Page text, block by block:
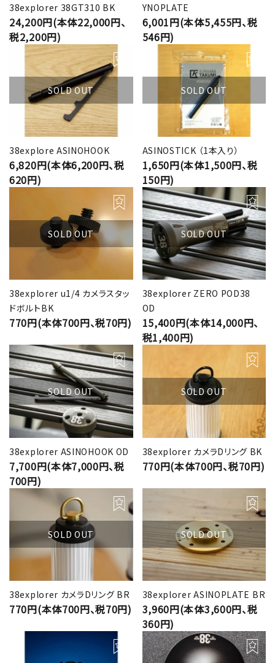
38explorer 38GT310 BK
24,200円(本体22,000円、
税2,200円)
YNOPLATE
6,001円(本体5,455円、税
546円)
SOLD OUT
38explore ASINOHOOK
6,820円(本体6,200円、税
620円)
SOLD OUT
ASINOSTICK （1本入り）
1,650円(本体1,500円、税
150円)
SOLD OUT
38explorer u1/4 カメラスタッ
ドボルトBK
770円(本体700円、税70円)
SOLD OUT
38explorer ZERO POD38
OD
15,400円(本体14,000円、
税1,400円)
SOLD OUT
38explorer ASINOHOOK OD
7,700円(本体7,000円、税
700円)
SOLD OUT
38explorer カメラDリング BK
770円(本体700円、税70円)
SOLD OUT
38explorer カメラDリング BR
770円(本体700円、税70円)
SOLD OUT
38explorer ASINOPLATE BR
3,960円(本体3,600円、税
360円)